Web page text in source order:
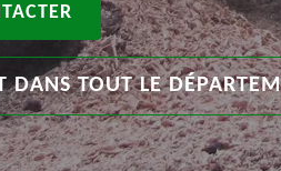
DANS TOUT LE